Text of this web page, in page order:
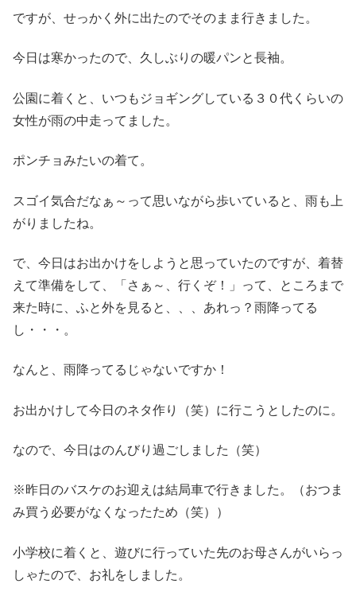
ですが、せっかく外に出たのでそのまま行きました。
今日は寒かったので、久しぶりの暖パンと長袖。
公園に着くと、いつもジョギングしている３０代くらいの
女性が雨の中走ってました。
ポンチョみたいの着て。
スゴイ気合だなぁ～って思いながら歩いていると、雨も上
がりましたね。
で、今日はお出かけをしようと思っていたのですが、着替
えて準備をして、「さぁ～、行くぞ！」って、ところまで
来た時に、ふと外を見ると、、、あれっ？雨降ってる
し・・・。
なんと、雨降ってるじゃないですか！
お出かけして今日のネタ作り（笑）に行こうとしたのに。
なので、今日はのんびり過ごしました（笑）
※昨日のバスケのお迎えは結局車で行きました。（おつま
み買う必要がなくなったため（笑））
小学校に着くと、遊びに行っていた先のお母さんがいらっ
しゃたので、お礼をしました。